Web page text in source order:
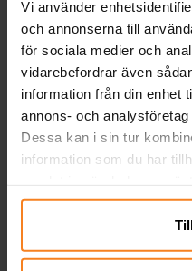
Vi använder
och annonserna till
för sociala medier och
vidarebefordrar även
information från din enhet
annons- och
Dessa kan i sin tur
information som du har
närsomhelst ändra ditt
Enhörning - Tatueringar
6-pack
Pris:5,00 kr
5,00 kr
KÖP